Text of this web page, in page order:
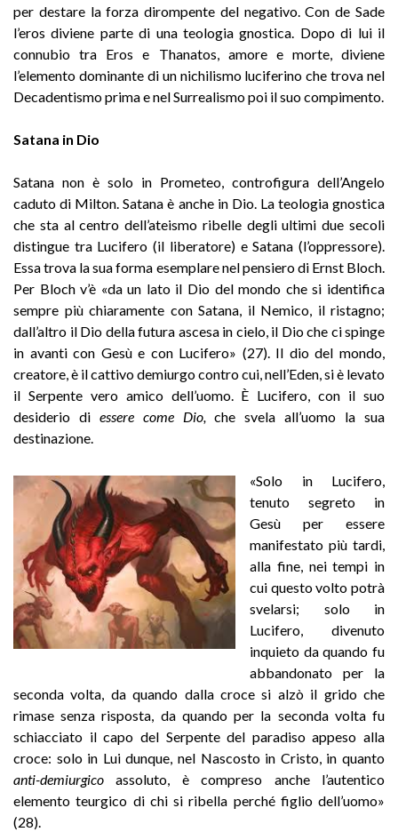
per destare la forza dirompente del negativo. Con de Sade
l’eros diviene parte di una teologia gnostica. Dopo di lui il
connubio tra Eros e Thanatos, amore e morte, diviene
l’elemento dominante di un nichilismo luciferino che trova nel
Decadentismo prima e nel Surrealismo poi il suo compimento.
Satana in Dio
Satana non è solo in Prometeo, controfigura dell’Angelo
caduto di Milton. Satana è anche in Dio. La teologia gnostica
che sta al centro dell’ateismo ribelle degli ultimi due secoli
distingue tra Lucifero (il liberatore) e Satana (l’oppressore).
Essa trova la sua forma esemplare nel pensiero di Ernst Bloch.
Per Bloch v’è «da un lato il Dio del mondo che si identifica
sempre più chiaramente con Satana, il Nemico, il ristagno;
dall’altro il Dio della futura ascesa in cielo, il Dio che ci spinge
in avanti con Gesù e con Lucifero» (27). Il dio del mondo,
creatore, è il cattivo demiurgo contro cui, nell’Eden, si è levato
il Serpente vero amico dell’uomo. È Lucifero, con il suo
desiderio di essere come Dio,che svela all’uomo la sua
destinazione.
«Solo in Lucifero,
tenuto segreto in
Gesù per essere
manifestato più tardi,
alla fine, nei tempi in
cui questo volto potrà
svelarsi; solo in
Lucifero, divenuto
inquieto da quando fu
abbandonato per la
seconda volta, da quando dalla croce si alzò il grido che
rimase senza risposta, da quando per la seconda volta fu
schiacciato il capo del Serpente del paradiso appeso alla
croce: solo in Lui dunque, nel Nascosto in Cristo, in quanto
anti-demiurgicoassoluto, è compreso anche l’autentico
elemento teurgico di chi si ribella perché figlio dell’uomo»
(28).